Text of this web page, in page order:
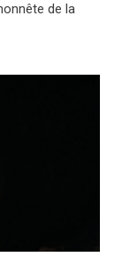
de la